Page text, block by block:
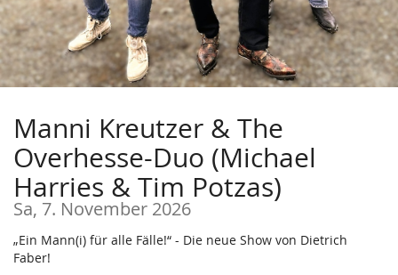
Manni Kreutzer & The
Overhesse-Duo (Michael
Harries & Tim Potzas)
Sa, 7. November 2026
„Ein Mann(i) für alle Fälle!“ - Die neue Show von Dietrich
Faber!